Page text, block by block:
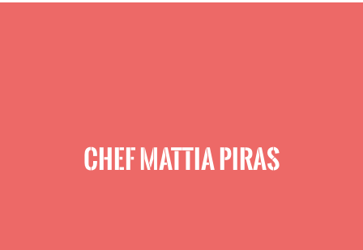
CHEF MATTIA PIRAS